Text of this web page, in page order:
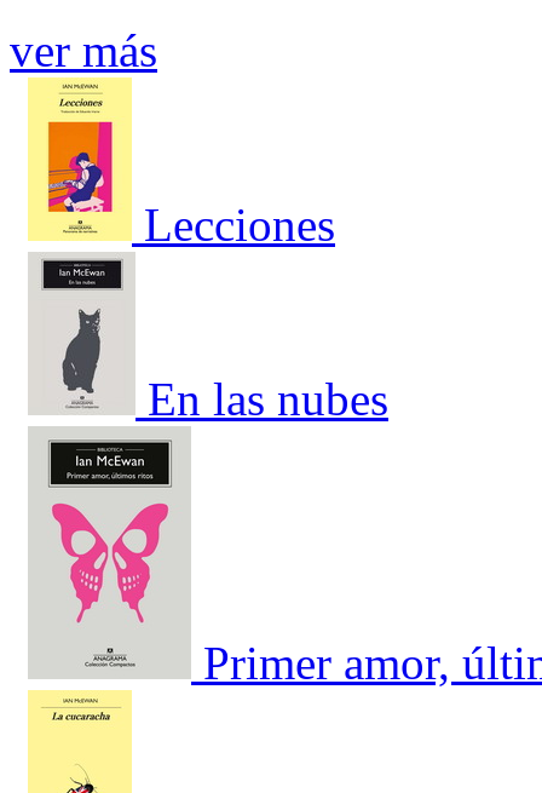
ver más
Lecciones
En las nubes
Primer amor,